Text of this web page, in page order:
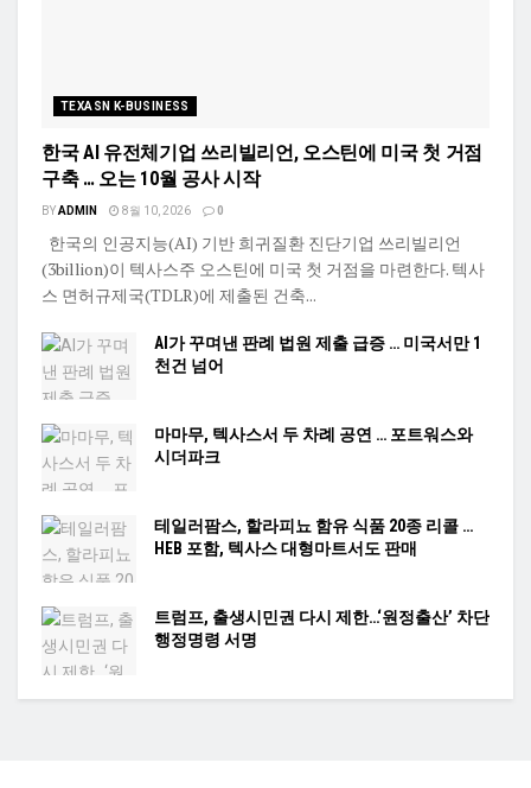
TEXASN K-BUSINESS
한국 AI 유전체기업 쓰리빌리언, 오스틴에 미국 첫 거점
구축 … 오는 10월 공사 시작
BYADMIN 8월 10, 2026 0
한국의 인공지능(AI) 기반 희귀질환 진단기업 쓰리빌리언
(3billion)이 텍사스주 오스틴에 미국 첫 거점을 마련한다. 텍사
스 면허규제국(TDLR)에 제출된 건축...
AI가 꾸며낸 판례 법원 제출 급증 … 미국서만 1
천건 넘어
마마무, 텍사스서 두 차례 공연 … 포트워스와
시더파크
테일러팜스, 할라피뇨 함유 식품 20종 리콜 …
HEB 포함, 텍사스 대형마트서도 판매
트럼프, 출생시민권 다시 제한…‘원정출산’ 차단
행정명령 서명